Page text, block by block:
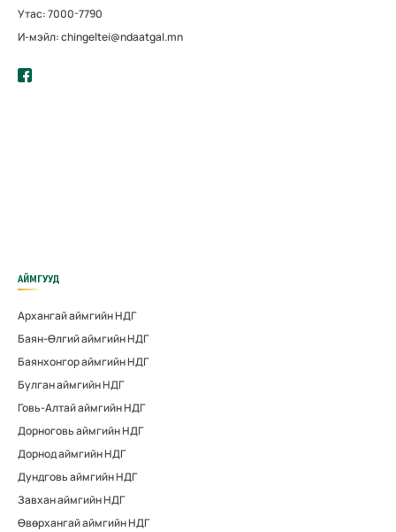
Утас: 7000-7790
И-мэйл: chingeltei@ndaatgal.mn
АЙМГУУД
Архангай аймгийн НДГ
Баян-Өлгий аймгийн НДГ
Баянхонгор аймгийн НДГ
Булган аймгийн НДГ
Говь-Алтай аймгийн НДГ
Дорноговь аймгийн НДГ
Дорнод аймгийн НДГ
Дундговь аймгийн НДГ
Завхан аймгийн НДГ
Өвөрхангай аймгийн НДГ